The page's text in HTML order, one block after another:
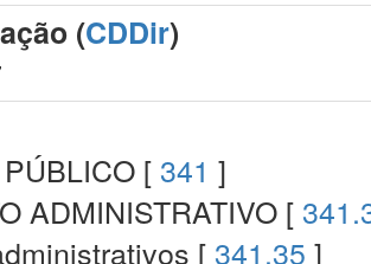
(CDDir)
[ 341 ]
ADMINISTRATIVO [
[ 341.35 ]